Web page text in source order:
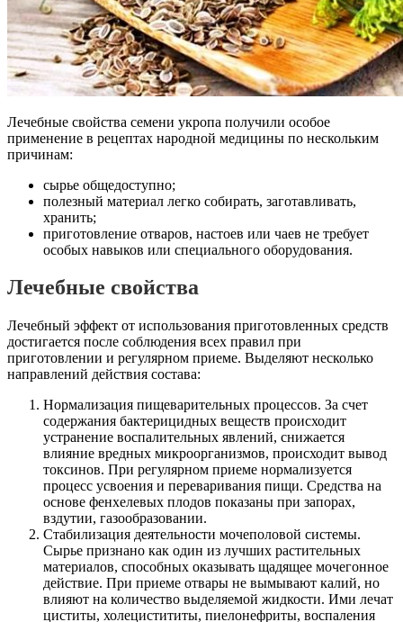
Лечебные свойства семени укропа получили особое
применение в рецептах народной медицины по нескольким
причинам:
сырье общедоступно;
полезный материал легко собирать, заготавливать,
хранить;
приготовление отваров, настоев или чаев не требует
особых навыков или специального оборудования.
Лечебные свойства
Лечебный эффект от использования приготовленных средств
достигается после соблюдения всех правил при
приготовлении и регулярном приеме. Выделяют несколько
направлений действия состава:
Нормализация пищеварительных процессов. За счет
содержания бактерицидных веществ происходит
устранение воспалительных явлений, снижается
влияние вредных микроорганизмов, происходит вывод
токсинов. При регулярном приеме нормализуется
процесс усвоения и переваривания пищи. Средства на
основе фенхелевых плодов показаны при запорах,
вздутии, газообразовании.
Стабилизация деятельности мочеполовой системы.
Сырье признано как один из лучших растительных
материалов, способных оказывать щадящее мочегонное
действие. При приеме отвары не вымывают калий, но
влияют на количество выделяемой жидкости. Ими лечат
циститы, холецистититы, пиелонефриты, воспаления